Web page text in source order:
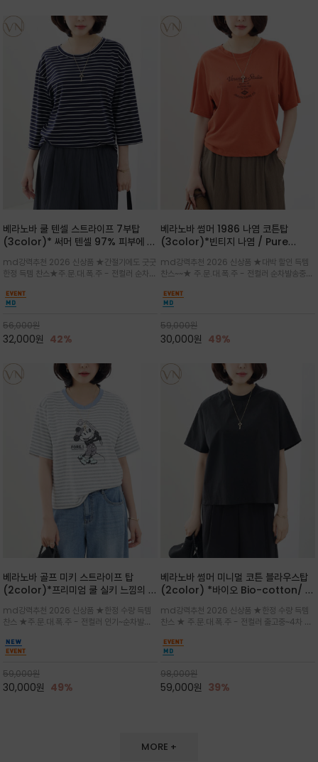
베라노바 쿨 텐셀 스트라이프 7부탑
(3color)* 써머 텐셀 97% 피부에 닿
소재
md강력추천 2026 신상품 ★간절기에도 굿굿
한정 득템 찬스★주.문.대.폭.주 - 전컬러 순차발
있는 드롭숄더와 7부 소매가 더해져 팔 라인을
자연스럽게 커버해주는 아이템/얇고 가벼운 터
치감으로 편안
56,000원
32,000원 42%
베라노바 썸머 1986 나염 코튼탑
(3color)*빈티지 나염 / Pure
어도 룩에 감도가 살아나는 베라노바 스
튜디오 티셔츠
md강력추천 2026 신상품 ★대박 할인 득템
찬스~~★ 주.문.대.폭.주 - 전컬러 순차발송중
유 있는 핏과 경쾌한 기장감이 자연스럽게 체형
을 커버/빈티지한 레터링 프린트가 은근한 포인
트가 되어 데님이나 린넨 팬츠와 감
59,000원
30,000원 49%
베라노바 골프 미키 스트라이프 탑
(2color)*프리미엄 쿨 실키 느낌의 폴
내 ★골프 미키티 포함 구매및 20만원
넘는 구매고객님께는 타이틀리스트 베라
노바 골프공 2피스 3구 증정(소진시 마
감)★
md강력추천 2026 신상품 ★한정 수량 득템
찬스 ★주.문.대.폭.주 - 전컬러 인기~순차발송
이프가 산뜻한 컬러감을 연출/안정감 있는 라운
드 넥라인과 여유있는 스탠다드 핏으로 여름내내
이쁘게 입으세요 ^^
59,000원
30,000원 49%
베라노바 썸머 미니멀 코튼 블라우스탑
(2color) *바이오 Bio-cotton/ 시
럼 편안하지만 블라우스처럼 단정한 무
드가 느껴지는 코튼 블라우스 탑
md강력추천 2026 신상품 ★한정 수량 득템
찬스 ★ 주.문.대.폭.주 - 전컬러 출고중~4차 리
볍게 퍼지는 박시한 실루엣과 크롭 기장이 하체
를 길어 보이게 해주며 와이드 팬츠와 셋업
98,000원
59,000원 39%
MORE +